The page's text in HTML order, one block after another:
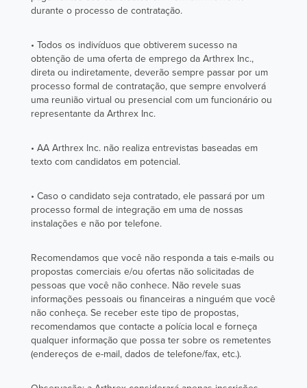
durante o processo de contratação.
• Todos os indivíduos que obtiverem sucesso na
obtenção de uma oferta de emprego da Arthrex Inc.,
direta ou indiretamente, deverão sempre passar por um
processo formal de contratação, que sempre envolverá
uma reunião virtual ou presencial com um funcionário ou
representante da Arthrex Inc.
• AA Arthrex Inc. não realiza entrevistas baseadas em
texto com candidatos em potencial.
• Caso o candidato seja contratado, ele passará por um
processo formal de integração em uma de nossas
instalações e não por telefone.
Recomendamos que você não responda a tais e-mails ou
propostas comerciais e/ou ofertas não solicitadas de
pessoas que você não conhece. Não revele suas
informações pessoais ou financeiras a ninguém que você
não conheça. Se receber este tipo de propostas,
recomendamos que contacte a polícia local e forneça
qualquer informação que possa ter sobre os remetentes
(endereços de e-mail, dados de telefone/fax, etc.).